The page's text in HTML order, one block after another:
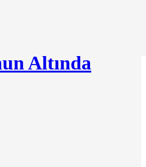
Altında